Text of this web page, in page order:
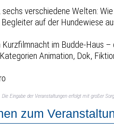
verschiedene Welten:
auf der Hundewiese
im Budde-Haus
Animation, Dok,
Die Eingabe der Veranstaltungen erfolgt mit großer
zum